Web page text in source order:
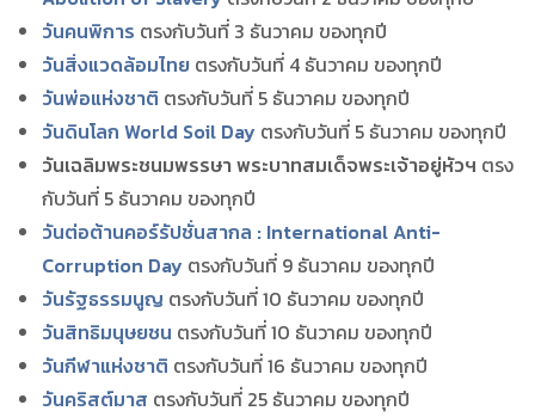
วันคนพิการ ตรงกับวันที่ 3 ธันวาคม ของทุกปี
วันสิ่งแวดล้อมไทย ตรงกับวันที่ 4 ธันวาคม ของทุกปี
วันพ่อแห่งชาติ ตรงกับวันที่ 5 ธันวาคม ของทุกปี
วันดินโลก World Soil Day ตรงกับวันที่ 5 ธันวาคม ของทุกปี
วันเฉลิมพระชนมพรรษา พระบาทสมเด็จพระเจ้าอยู่หัวฯ ตรง
กับวันที่ 5 ธันวาคม ของทุกปี
วันต่อต้านคอร์รัปชั่นสากล : International Anti-
Corruption Day ตรงกับวันที่ 9 ธันวาคม ของทุกปี
วันรัฐธรรมนูญ ตรงกับวันที่ 10 ธันวาคม ของทุกปี
วันสิทธิมนุษยชน ตรงกับวันที่ 10 ธันวาคม ของทุกปี
วันกีฬาแห่งชาติ ตรงกับวันที่ 16 ธันวาคม ของทุกปี
วันคริสต์มาส ตรงกับวันที่ 25 ธันวาคม ของทุกปี